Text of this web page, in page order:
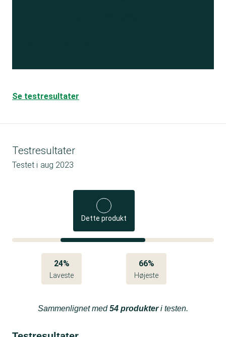
Se testresultater
Testresultater
Testet i aug 2023
Dette produkt
24%
Laveste
66%
Højeste
Sammenlignet med54 produkteri testen.